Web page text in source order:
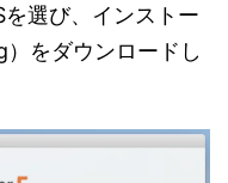
選び、インストー
をダウンロードし